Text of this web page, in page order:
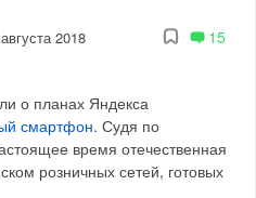
2018 15
о планах Яндекса
смартфон. Судя по
время отечественная
розничных сетей, готовых